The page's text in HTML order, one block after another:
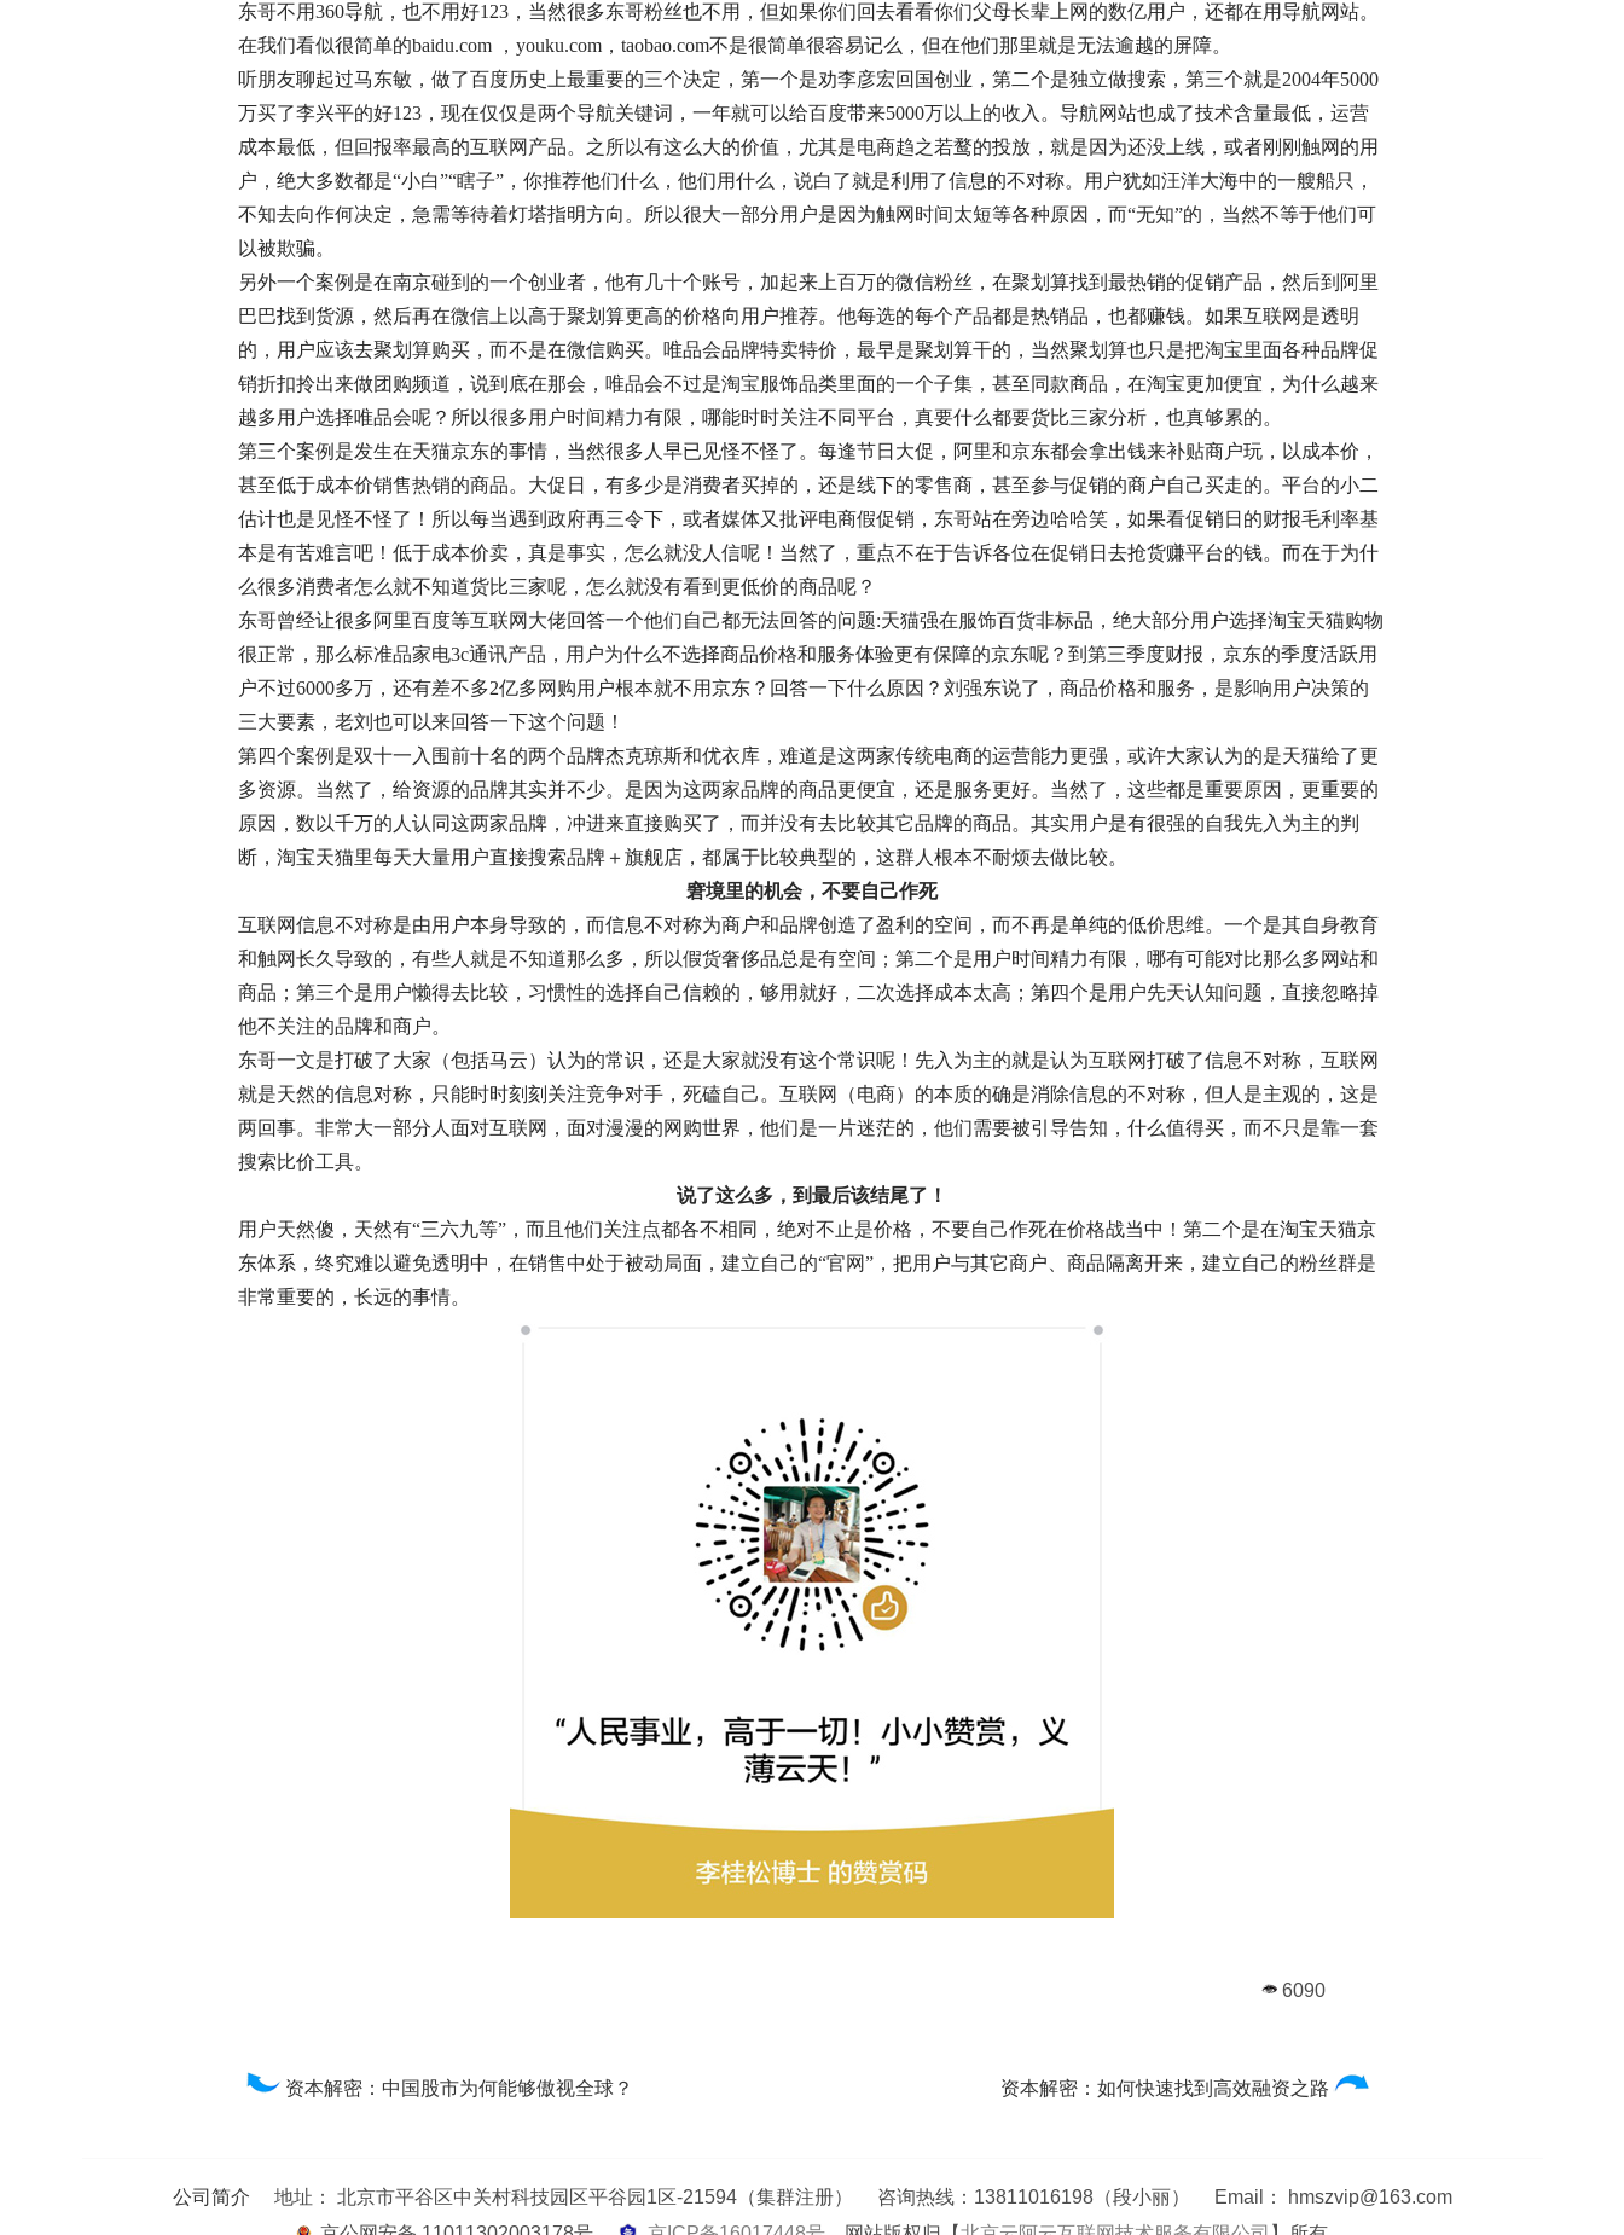
东哥不用360导航，也不用好123，当然很多东哥粉丝也不用，但如果你们回去看看你们父母长辈上网的数亿用户，还都在用导航网站。
在我们看似很简单的baidu.com ，youku.com，taobao.com不是很简单很容易记么，但在他们那里就是无法逾越的屏障。
听朋友聊起过马东敏，做了百度历史上最重要的三个决定，第一个是劝李彦宏回国创业，第二个是独立做搜索，第三个就是2004年5000
万买了李兴平的好123，现在仅仅是两个导航关键词，一年就可以给百度带来5000万以上的收入。导航网站也成了技术含量最低，运营
成本最低，但回报率最高的互联网产品。之所以有这么大的价值，尤其是电商趋之若鹜的投放，就是因为还没上线，或者刚刚触网的用
户，绝大多数都是“小白”“瞎子”，你推荐他们什么，他们用什么，说白了就是利用了信息的不对称。用户犹如汪洋大海中的一艘船只，
不知去向作何决定，急需等待着灯塔指明方向。所以很大一部分用户是因为触网时间太短等各种原因，而“无知”的，当然不等于他们可
以被欺骗。
另外一个案例是在南京碰到的一个创业者，他有几十个账号，加起来上百万的微信粉丝，在聚划算找到最热销的促销产品，然后到阿里
巴巴找到货源，然后再在微信上以高于聚划算更高的价格向用户推荐。他每选的每个产品都是热销品，也都赚钱。如果互联网是透明
的，用户应该去聚划算购买，而不是在微信购买。唯品会品牌特卖特价，最早是聚划算干的，当然聚划算也只是把淘宝里面各种品牌促
销折扣拎出来做团购频道，说到底在那会，唯品会不过是淘宝服饰品类里面的一个子集，甚至同款商品，在淘宝更加便宜，为什么越来
越多用户选择唯品会呢？所以很多用户时间精力有限，哪能时时关注不同平台，真要什么都要货比三家分析，也真够累的。
第三个案例是发生在天猫京东的事情，当然很多人早已见怪不怪了。每逢节日大促，阿里和京东都会拿出钱来补贴商户玩，以成本价，
甚至低于成本价销售热销的商品。大促日，有多少是消费者买掉的，还是线下的零售商，甚至参与促销的商户自己买走的。平台的小二
估计也是见怪不怪了！所以每当遇到政府再三令下，或者媒体又批评电商假促销，东哥站在旁边哈哈笑，如果看促销日的财报毛利率基
本是有苦难言吧！低于成本价卖，真是事实，怎么就没人信呢！当然了，重点不在于告诉各位在促销日去抢货赚平台的钱。而在于为什
么很多消费者怎么就不知道货比三家呢，怎么就没有看到更低价的商品呢？
东哥曾经让很多阿里百度等互联网大佬回答一个他们自己都无法回答的问题:天猫强在服饰百货非标品，绝大部分用户选择淘宝天猫购物
很正常，那么标准品家电3c通讯产品，用户为什么不选择商品价格和服务体验更有保障的京东呢？到第三季度财报，京东的季度活跃用
户不过6000多万，还有差不多2亿多网购用户根本就不用京东？回答一下什么原因？刘强东说了，商品价格和服务，是影响用户决策的
三大要素，老刘也可以来回答一下这个问题！
第四个案例是双十一入围前十名的两个品牌杰克琼斯和优衣库，难道是这两家传统电商的运营能力更强，或许大家认为的是天猫给了更
多资源。当然了，给资源的品牌其实并不少。是因为这两家品牌的商品更便宜，还是服务更好。当然了，这些都是重要原因，更重要的
原因，数以千万的人认同这两家品牌，冲进来直接购买了，而并没有去比较其它品牌的商品。其实用户是有很强的自我先入为主的判
断，淘宝天猫里每天大量用户直接搜索品牌＋旗舰店，都属于比较典型的，这群人根本不耐烦去做比较。
窘境里的机会，不要自己作死
互联网信息不对称是由用户本身导致的，而信息不对称为商户和品牌创造了盈利的空间，而不再是单纯的低价思维。一个是其自身教育
和触网长久导致的，有些人就是不知道那么多，所以假货奢侈品总是有空间；第二个是用户时间精力有限，哪有可能对比那么多网站和
商品；第三个是用户懒得去比较，习惯性的选择自己信赖的，够用就好，二次选择成本太高；第四个是用户先天认知问题，直接忽略掉
他不关注的品牌和商户。
东哥一文是打破了大家（包括马云）认为的常识，还是大家就没有这个常识呢！先入为主的就是认为互联网打破了信息不对称，互联网
就是天然的信息对称，只能时时刻刻关注竞争对手，死磕自己。互联网（电商）的本质的确是消除信息的不对称，但人是主观的，这是
两回事。非常大一部分人面对互联网，面对漫漫的网购世界，他们是一片迷茫的，他们需要被引导告知，什么值得买，而不只是靠一套
搜索比价工具。
说了这么多，到最后该结尾了！
用户天然傻，天然有“三六九等”，而且他们关注点都各不相同，绝对不止是价格，不要自己作死在价格战当中！第二个是在淘宝天猫京
东体系，终究难以避免透明中，在销售中处于被动局面，建立自己的“官网”，把用户与其它商户、商品隔离开来，建立自己的粉丝群是
非常重要的，长远的事情。
6090
资本解密：中国股市为何能够傲视全球？ 资本解密：如何快速找到高效融资之路
公司简介 地址： 北京市平谷区中关村科技园区平谷园1区-21594（集群注册） 咨询热线：13811016198（段小丽） Email： hmszvip@163.com